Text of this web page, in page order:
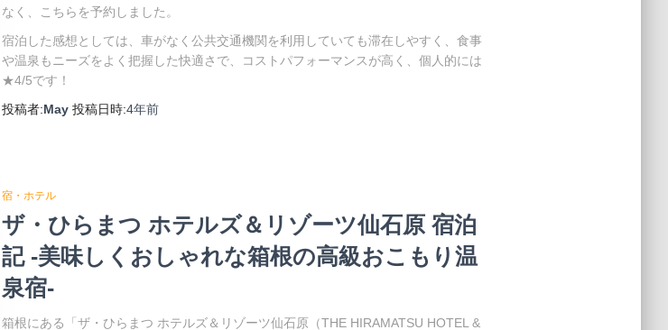
なく、こちらを予約しました。
宿泊した感想としては、車がなく公共交通機関を利用していても滞在しやすく、食事
や温泉もニーズをよく把握した快適さで、コストパフォーマンスが高く、個人的には
★4/5です！
投稿者:May投稿日時:4年前
宿・ホテル
ザ・ひらまつ ホテルズ＆リゾーツ仙石原 宿泊
記 -美味しくおしゃれな箱根の高級おこもり温
泉宿-
箱根にある「ザ・ひらまつ ホテルズ＆リゾーツ仙石原（THE HIRAMATSU HOTEL &